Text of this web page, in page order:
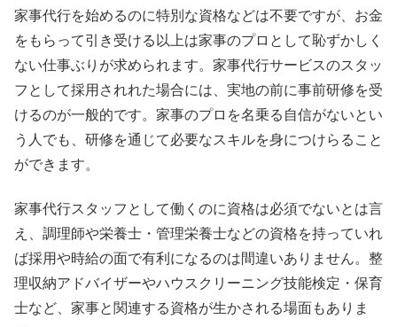
家事代行を始めるのに特別な資格などは不要ですが、お金
をもらって引き受ける以上は家事のプロとして恥ずかしく
ない仕事ぶりが求められます。家事代行サービスのスタッ
フとして採用されれた場合には、実地の前に事前研修を受
けるのが一般的です。家事のプロを名乗る自信がないとい
う人でも、研修を通じて必要なスキルを身につけらること
ができます。
家事代行スタッフとして働くのに資格は必須でないとは言
え、調理師や栄養士・管理栄養士などの資格を持っていれ
ば採用や時給の面で有利になるのは間違いありません。整
理収納アドバイザーやハウスクリーニング技能検定・保育
士など、家事と関連する資格が生かされる場面もありま